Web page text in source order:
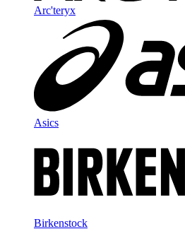
Arc'teryx
Asics
Birkenstock